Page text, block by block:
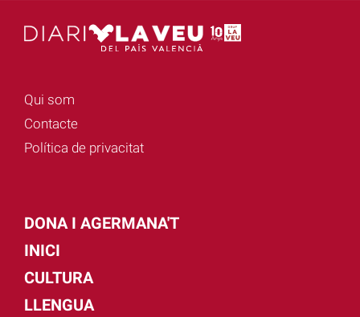
Qui som
Contacte
Política de privacitat
DONA I AGERMANA'T
INICI
CULTURA
LLENGUA